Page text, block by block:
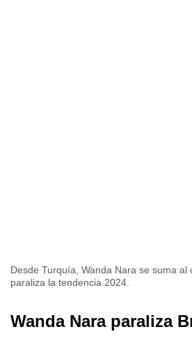
Desde Turquía, Wanda Nara se suma al
paraliza la tendencia 2024.
Wanda Nara paraliza